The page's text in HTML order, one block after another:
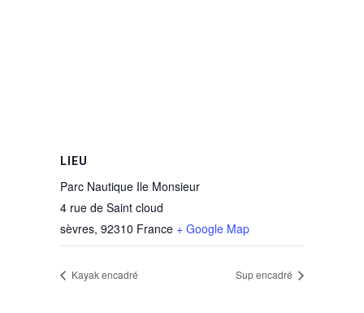
LIEU
Parc Nautique Ile Monsieur
4 rue de Saint cloud
sèvres, 92310 France + Google Map
Kayak encadré Sup encadré